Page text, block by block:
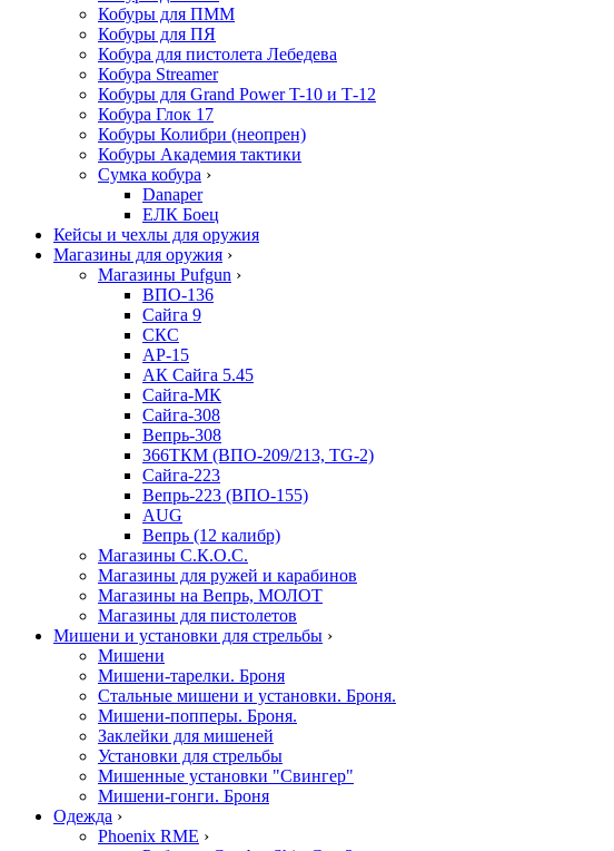
Кобуры для ПММ
Кобуры для ПЯ
Кобура для пистолета Лебедева
Кобура Streamer
Кобуры для Grand Power T-10 и Т-12
Кобура Глок 17
Кобуры Колибри (неопрен)
Кобуры Академия тактики
Сумка кобура ›
Danaper
ЕЛК Боец
Кейсы и чехлы для оружия
Магазины для оружия ›
Магазины Pufgun ›
ВПО-136
Сайга 9
СКС
АР-15
АК Сайга 5.45
Сайга-МК
Сайга-308
Вепрь-308
366ТКМ (ВПО-209/213, TG-2)
Сайга-223
Вепрь-223 (ВПО-155)
AUG
Вепрь (12 калибр)
Магазины С.К.О.С.
Магазины для ружей и карабинов
Магазины на Вепрь, МОЛОТ
Магазины для пистолетов
Мишени и установки для стрельбы ›
Мишени
Мишени-тарелки. Броня
Стальные мишени и установки. Броня.
Мишени-попперы. Броня.
Заклейки для мишеней
Установки для стрельбы
Мишенные установки "Свингер"
Мишени-гонги. Броня
Одежда ›
Phoenix RME ›